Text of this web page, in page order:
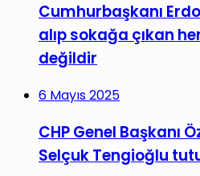
Cumhurbaşkanı
alıp sokağa çıkan
değildir
6 Mayıs 2025
CHP Genel Başkanı
Selçuk Tengioğlu